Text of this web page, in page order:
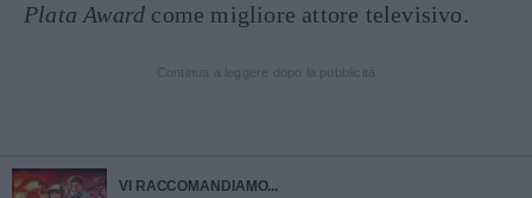
Plata Award come migliore attore televisivo.
VI RACCOMANDIAMO...